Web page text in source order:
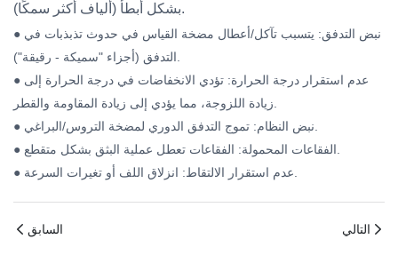
بشكل أبطأ (ألياف أكثر سمكًا).
● نبض التدفق: يتسبب تآكل/أعطال مضخة القياس في حدوث تذبذبات في
● عدم استقرار درجة الحرارة: تؤدي الانخفاضات في درجة الحرارة إلى
السابق التالي